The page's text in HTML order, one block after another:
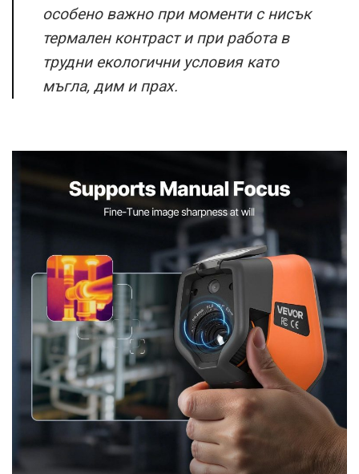
особено важно при моменти с нисък
термален контраст и при работа в
трудни екологични условия като
мъгла, дим и прах.